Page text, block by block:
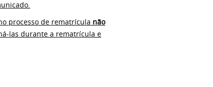
processo de rematrícula não
las durante a rematrícula e